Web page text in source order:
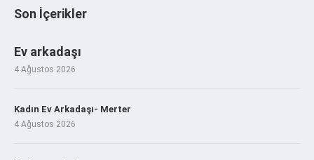
Son İçerikler
Ev arkadaşı
4 Ağustos 2026
Kadın Ev Arkadaşı- Merter
4 Ağustos 2026